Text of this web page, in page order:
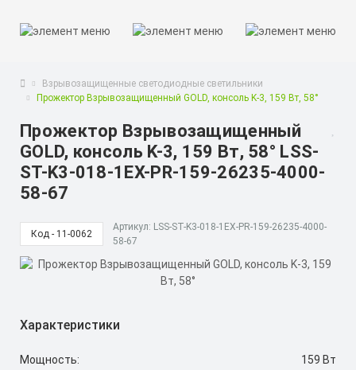
Взрывозащищенные светодиодные светильники
Прожектор Взрывозащищенный GOLD, консоль K-3, 159 Вт, 58°
Прожектор Взрывозащищенный
GOLD, консоль K-3, 159 Вт, 58° LSS-
ST-K3-018-1EX-PR-159-26235-4000-
58-67
Код - 11-0062
Артикул: LSS-ST-K3-018-1EX-PR-159-26235-4000-
58-67
Характеристики
Мощность: 159 Вт